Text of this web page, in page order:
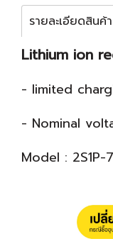
รายละเอียดสินค้า
Lithium ion
- limited
- Nominal
Model :